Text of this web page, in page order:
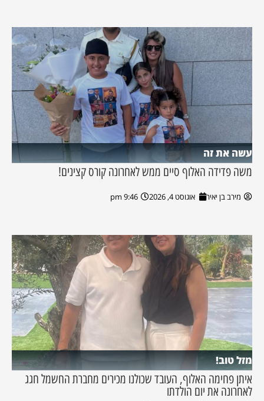
עשה את זה
משה פדידה האלוף סיים ממש לאחרונה קורס קצינים!
מירב בן יאיר אוגוסט 4, 2026 9:46 pm
מזל טוב!
איתן פחימה האלוף, העובד שכולנו מכירים מחברת החשמל חגג
לאחרונה את יום הולדתו